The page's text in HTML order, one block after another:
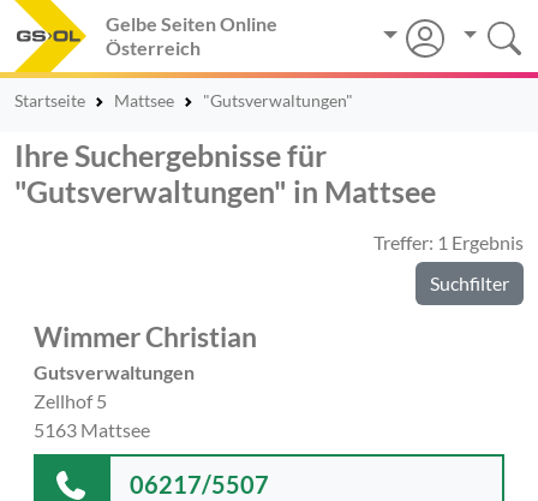
Gelbe Seiten Online
Österreich
Startseite Mattsee "Gutsverwaltungen"
Ihre Suchergebnisse für
"Gutsverwaltungen" in Mattsee
Treffer: 1 Ergebnis
Suchfilter
Wimmer Christian
Gutsverwaltungen
Zellhof 5
5163 Mattsee
06217/5507